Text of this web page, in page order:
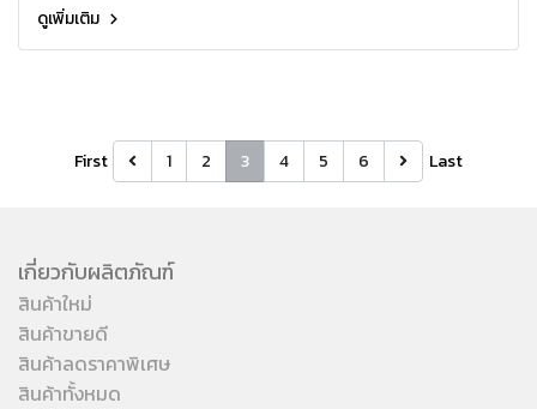
ดูเพิ่มเติม
First 1 2 3 4 5 6 Last
เกี่ยวกับผลิตภัณฑ์
สินค้าใหม่
สินค้าขายดี
สินค้าลดราคาพิเศษ
สินค้าทั้งหมด